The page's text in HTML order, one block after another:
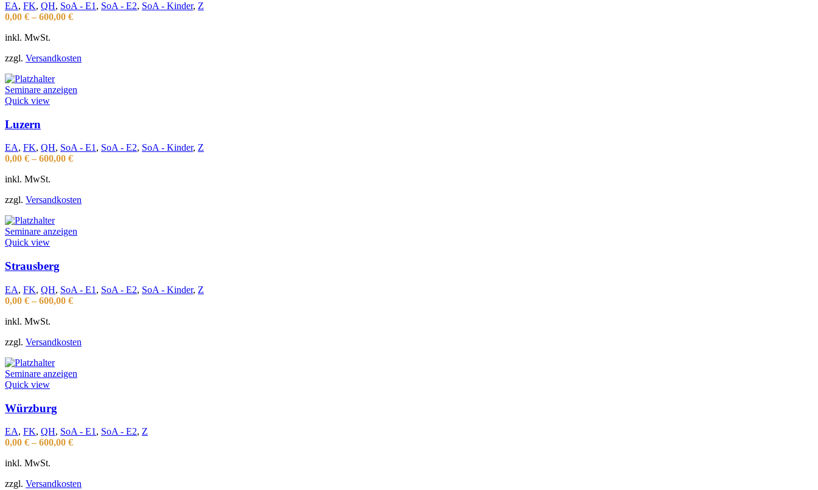
EA, FK, QH, SoA - E1 , SoA - E2, SoA - Kinder, Z
0,00 € – 600,00 €
inkl. MwSt.
zzgl. Versandkosten
Seminare anzeigen
Quick view
Luzern
EA, FK, QH, SoA - E1, SoA - E2, SoA - Kinder, Z
0,00 € – 600,00 €
inkl. MwSt.
zzgl. Versandkosten
Seminare anzeigen
Quick view
Strausberg
EA, FK, QH, SoA - E1 , SoA - E2, SoA - Kinder, Z
0,00 € – 600,00 €
inkl. MwSt.
zzgl. Versandkosten
Seminare anzeigen
Quick view
Würzburg
EA, FK, QH, SoA - E1 , SoA - E2, Z
0,00 € – 600,00 €
inkl. MwSt.
zzgl. Versandkosten